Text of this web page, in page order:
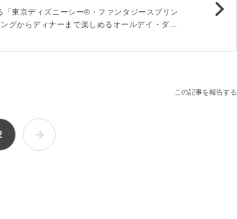
どころが満載 - macaroni
東京ディズニーシー®・ファンタジースプリン
グからディナーまで楽しめるオールデイ・ダイ
この記事を報告する